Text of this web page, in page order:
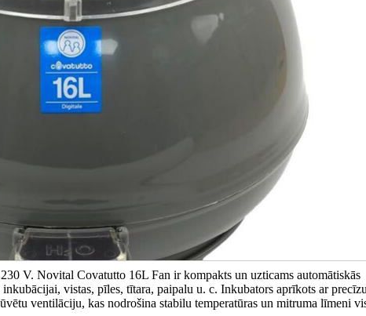
V. Novital Covatutto 16L Fan ir kompakts un uzticams automātiskās
vistas, pīles, tītara, paipalu u. c. Inkubators aprīkots ar
ventilāciju, kas nodrošina stabilu temperatūras un mitruma līmeni